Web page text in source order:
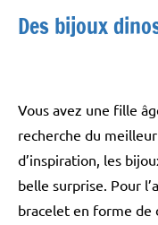
Des bijoux
Vous avez une fille
recherche du
d’inspiration, les
belle surprise. Pour
bracelet en forme de